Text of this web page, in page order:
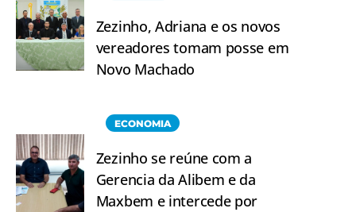
Zezinho, Adriana e os novos
vereadores tomam posse em
Novo Machado
ECONOMIA
Zezinho se reúne com a
Gerencia da Alibem e da
Maxbem e intercede por